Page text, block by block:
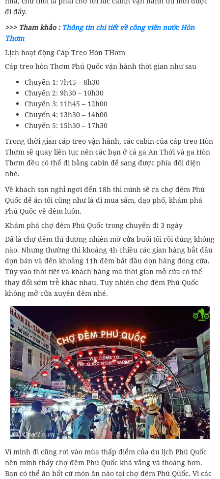
đi đấy.
>>> Tham khảo : Thông tin chi tiết về công viên nước Hòn
Thơm
Lịch hoạt động Cáp Treo Hòn THơm
Cáp treo hòn Thơm Phú Quốc vận hành thời gian như sau
Chuyến 1: 7h45 – 8h30
Chuyến 2: 9h30 – 10h30
Chuyến 3: 11h45 – 12h00
Chuyến 4: 13h30 – 14h00
Chuyến 5: 15h30 – 17h30
Trong thời gian cáp treo vận hành, các cabin của cáp treo Hòn
Thơm sẽ quay liên tục nên các bạn ở cả ga An Thới và ga Hòn
Thơm đều có thể đi bằng cabin để sang được phía đối diện
nhé.
Về khách sạn nghỉ ngơi đến 18h thì mình sẽ ra chợ đêm Phú
Quốc để ăn tối cũng như là đi mua sắm, dạo phố, khám phá
Phú Quốc về đêm luôn.
Khám phá chợ đêm Phú Quốc trong chuyến đi 3 ngày
Đã là chợ đêm thì đương nhiên mở cửa buổi tối rồi đúng không
nào. Nhưng thường thì khoảng 4h chiều các gian hàng bắt đầu
dọn bán và đến khoảng 11h đêm bắt đầu dọn hàng đóng cửa.
Tùy vào thời tiêt và khách hàng mà thời gian mở cửa có thể
thay đổi sớm trễ khác nhau. Tuy nhiên chợ đêm Phú Quốc
không mở cửa xuyên đêm nhé.
Vì mình đi cũng rơi vào mùa thấp điểm của du lịch Phú Quốc
nên mình thấy chợ đêm Phú Quốc khá vắng và thoáng hơn.
Bạn có thể ăn bất cứ món ăn nào tại chợ đêm Phú Quốc. Vì các